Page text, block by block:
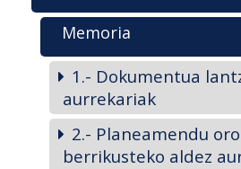
Memoria
1.- Dokumentua
aurrekariak
2.- Planeamendu
berrikusteko aldez